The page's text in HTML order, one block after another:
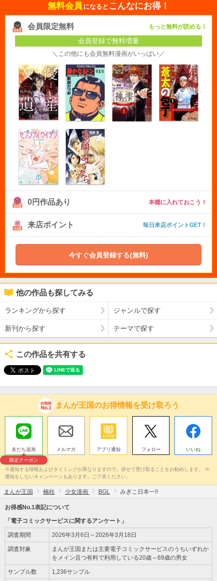
無料会員 になると こんなにお得！
会員限定無料 もっと無料が読める！
会員登録で無料増量
＼この他にも会員無料漫画がいっぱい／
0円作品あり 本棚に入れておこう！
来店ポイント 毎日来店ポイントGET！
今すぐ会員登録する(無料)
他の作品も探してみる
ランキングから探す ジャンルで探す
新刊から探す テーマで探す
この作品を共有する
まんが王国のお得情報を受け取ろう
友だち追加
限定クーポン
メルマガ アプリ通知 フォロー いいね
※通知する情報およびタイミングが異なりますので、併せて受け取ることをお勧めします。 ※
通知をしないキャンペーンもあります。ご了承ください。
まんが王国 楠桂 少女漫画 BGL みぎこ日本一!!
お得感No.1表記について
「電子コミックサービスに関するアンケート」
調査期間 2026年3月6日～2026年3月18日
調査対象
まんが王国または主要電子コミックサービスのうちいずれか
をメイン且つ有料で利用している20歳～69歳の男女
サンプル数 1,236サンプル